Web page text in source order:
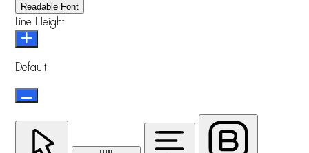
Readable Font
Line Height
Default